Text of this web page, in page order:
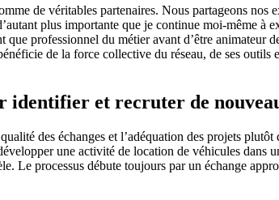
de véritables partenaires. Nous partageons nos
plus importante que je continue moi-même
que professionnel du métier avant d’être
de la force collective du réseau, de ses
identifier et recruter de
des échanges et l’adéquation des projets
une activité de location de véhicules
Le processus débute toujours par un échange